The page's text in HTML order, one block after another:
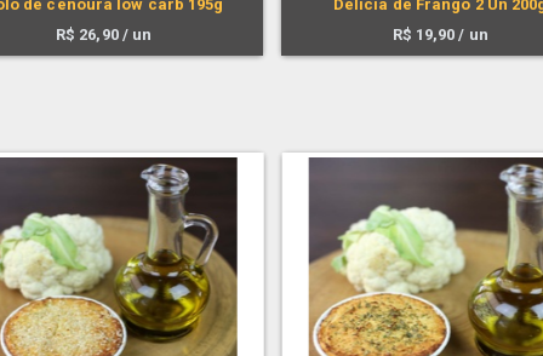
de cenoura low carb 195g
R$ 26,90 / un
Delícia de Frango 2 Un
R$ 19,90 / un